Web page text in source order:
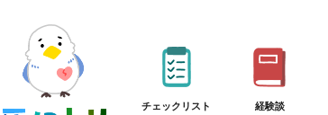
チェックリスト 経験談